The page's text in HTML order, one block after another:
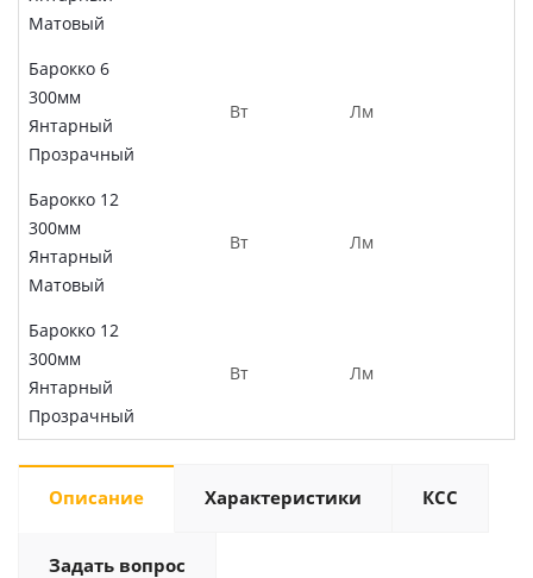
Матовый
Барокко 6
300мм
Янтарный
Прозрачный
Вт Лм
Барокко 12
300мм
Янтарный
Матовый
Вт Лм
Барокко 12
300мм
Янтарный
Прозрачный
Вт Лм
Описание Характеристики КСС
Задать вопрос